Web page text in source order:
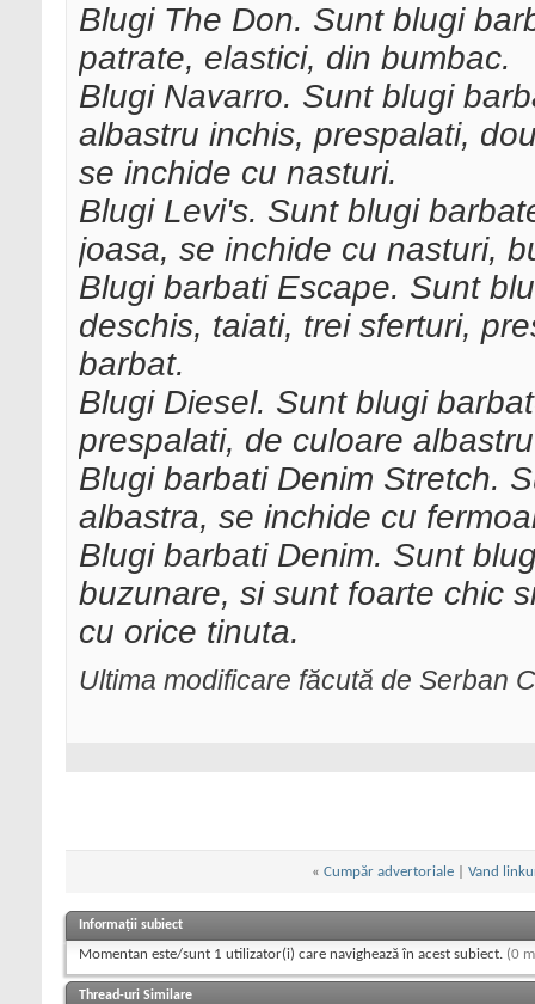
Blugi The Don. Sunt blugi
patrate, elastici, din bumbac.
Blugi Navarro. Sunt blugi
albastru inchis, prespalati,
se inchide cu nasturi.
Blugi Levi's. Sunt blugi
joasa, se inchide cu nasturi,
Blugi barbati Escape. Sunt
deschis, taiati, trei sferturi,
barbat.
Blugi Diesel. Sunt blugi
prespalati, de culoare
Blugi barbati Denim Stretch.
albastra, se inchide cu
Blugi barbati Denim. Sunt
buzunare, si sunt foarte chic
cu orice tinuta.
Ultima modificare făcută de Serban
« Cumpăr advertoriale Vand
Informații subiect
Momentan este/sunt 1 utilizator(i) care navighează în acest subiect. (0
Thread-uri Similare